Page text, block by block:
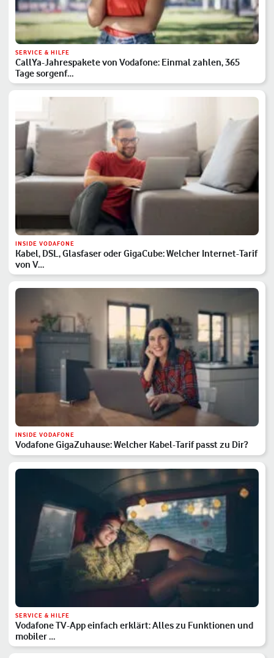
SERVICE & HILFE
CallYa-Jahrespakete von Vodafone: Einmal zahlen, 365
Tage sorgenf…
INSIDE VODAFONE
Kabel, DSL, Glasfaser oder GigaCube: Welcher Internet-Tarif
von V…
INSIDE VODAFONE
Vodafone GigaZuhause: Welcher Kabel-Tarif passt zu Dir?
SERVICE & HILFE
Vodafone TV-App einfach erklärt: Alles zu Funktionen und
mobiler …